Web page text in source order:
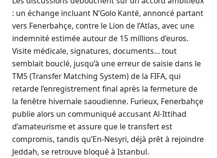
: un échange incluant N’Golo Kanté, annoncé partant
vers Fenerbahçe, contre le Lion de l’Atlas, avec une
indemnité estimée autour de 15 millions d’euros.
Visite médicale, signatures, documents… tout
semblait bouclé, jusqu’à une erreur de saisie dans le
TMS (Transfer Matching System) de la FIFA, qui
retarde l’enregistrement final après la fermeture de
la fenêtre hivernale saoudienne. Furieux, Fenerbahçe
publie alors un communiqué accusant Al-Ittihad
d’amateurisme et assure que le transfert est
compromis, tandis qu’En-Nesyri, déjà prêt à rejoindre
Jeddah, se retrouve bloqué à Istanbul.